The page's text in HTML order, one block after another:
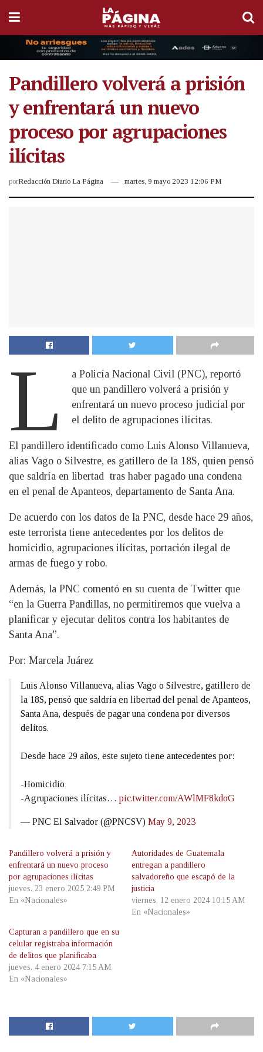
Pandillero volverá a prisión
y enfrentará un nuevo
proceso por agrupaciones
ilícitas
porRedacción Diario La Página martes, 9 mayo 2023 12:06 PM
L
a Policía Nacional Civil (PNC), reportó
que un pandillero volverá a prisión y
enfrentará un nuevo proceso judicial por
el delito de agrupaciones ilícitas.
El pandillero identificado como Luis Alonso Villanueva,
alias Vago o Silvestre, es gatillero de la 18S, quien pensó
que saldría en libertad tras haber pagado una condena
en el penal de Apanteos, departamento de Santa Ana.
De acuerdo con los datos de la PNC, desde hace 29 años,
este terrorista tiene antecedentes por los delitos de
homicidio, agrupaciones ilícitas, portación ilegal de
armas de fuego y robo.
Además, la PNC comentó en su cuenta de Twitter que
“en la Guerra Pandillas, no permitiremos que vuelva a
planificar y ejecutar delitos contra los habitantes de
Santa Ana”.
Por: Marcela Juárez
Luis Alonso Villanueva, alias Vago o Silvestre, gatillero de
la 18S, pensó que saldría en libertad del penal de Apanteos,
Santa Ana, después de pagar una condena por diversos
delitos.
Desde hace 29 años, este sujeto tiene antecedentes por:
-Homicidio
-Agrupaciones ilícitas… pic.twitter.com/AWlMF8kdoG
— PNC El Salvador (@PNCSV) May 9, 2023
Pandillero volverá a prisión y
enfrentará un nuevo proceso
por agrupaciones ilícitas
jueves, 23 enero 2025 2:49 PM
En «Nacionales»
Autoridades de Guatemala
entregan a pandillero
salvadoreño que escapó de la
justicia
viernes, 12 enero 2024 10:15 AM
En «Nacionales»
Capturan a pandillero que en su
celular registraba información
de delitos que planificaba
jueves, 4 enero 2024 7:15 AM
En «Nacionales»